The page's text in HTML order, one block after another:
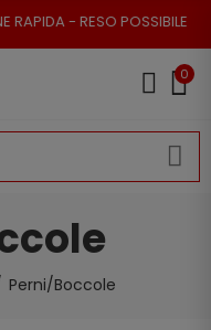
POSSIBILE
0
Perni/Boccole